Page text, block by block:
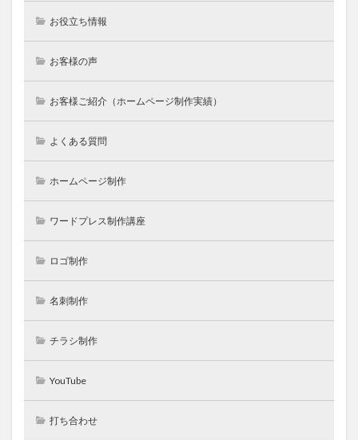
お役立ち情報
お客様の声
お客様ご紹介（ホームページ制作実績）
よくある質問
ホームページ制作
ワードプレス制作講座
ロゴ制作
名刺制作
チラシ制作
YouTube
打ち合わせ